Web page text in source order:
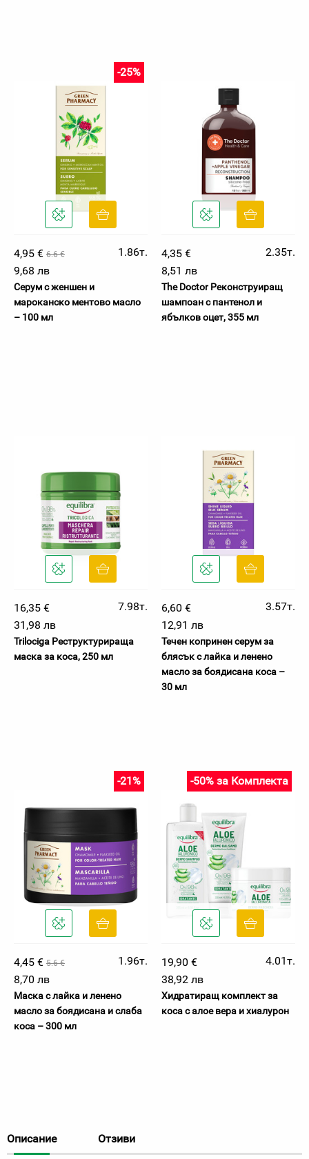
4,95 € 6.6 €
-25%
1.86т.
9,68 лв
Серум с женшен и
мароканско ментово масло
– 100 мл
4,35 €
2.35т.
8,51 лв
The Doctor Реконструиращ
шампоан с пантенол и
ябълков оцет, 355 мл
16,35 €
7.98т.
31,98 лв
Trilociga Реструктурираща
маска за коса, 250 мл
6,60 €
3.57т.
12,91 лв
Течен копринен серум за
блясък с лайка и ленено
масло за боядисана коса –
30 мл
4,45 € 5.6 €
-21%
1.96т.
8,70 лв
Маска с лайка и ленено
масло за боядисана и слаба
коса – 300 мл
-50% за Комплекта
19,90 €
4.01т.
38,92 лв
Хидратиращ комплект за
коса с алое вера и хиалурон
Описание Отзиви